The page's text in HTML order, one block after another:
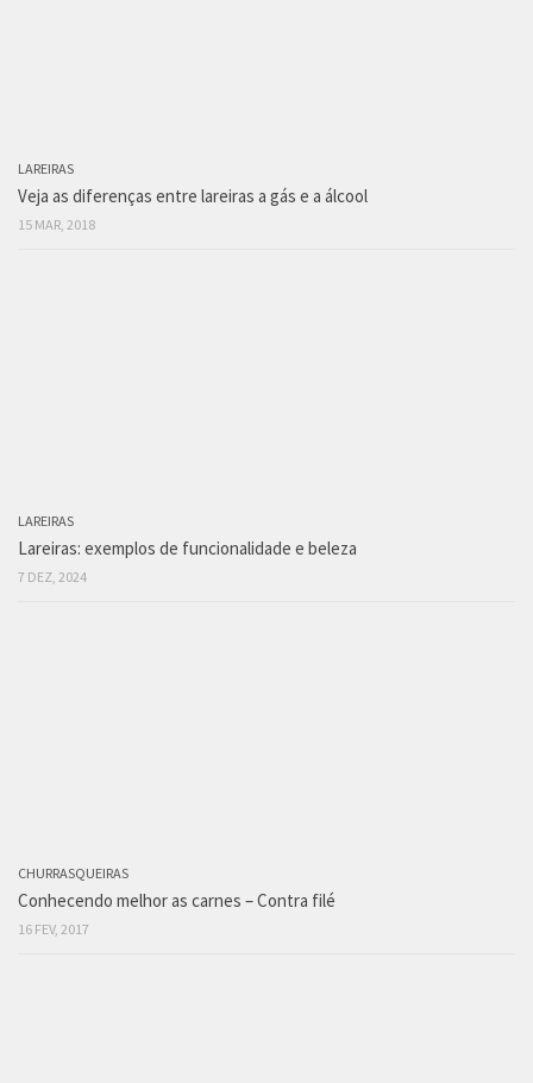
LAREIRAS
Veja as diferenças entre lareiras a gás e a álcool
15 MAR, 2018
LAREIRAS
Lareiras: exemplos de funcionalidade e beleza
7 DEZ, 2024
CHURRASQUEIRAS
Conhecendo melhor as carnes – Contra filé
16 FEV, 2017